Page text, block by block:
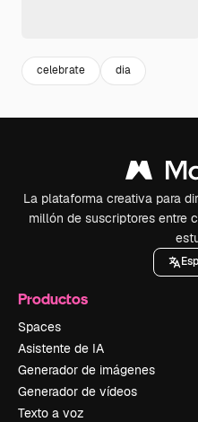
celebrate dia
La plataforma creativa para
millón de suscriptores entre
Productos
Spaces
Asistente de IA
Generador de imágenes
Generador de vídeos
Texto a voz